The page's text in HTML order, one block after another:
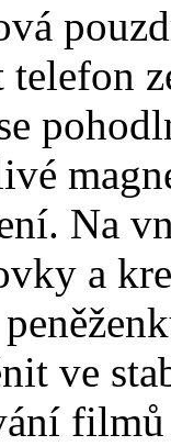
Na
a
ve